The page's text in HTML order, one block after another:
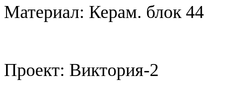
Материал: Керам. блок 44
Проект: Виктория-2